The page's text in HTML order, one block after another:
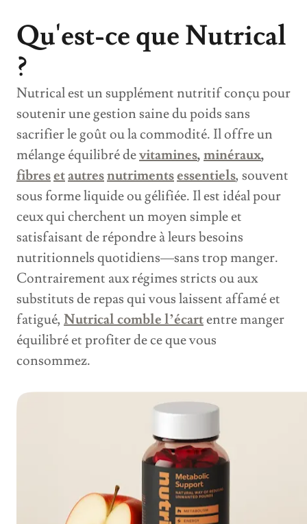
Qu'est-ce que Nutrical
?
Nutrical est un supplément nutritif conçu pour
soutenir une gestion saine du poids sans
sacrifier le goût ou la commodité. Il offre un
mélange équilibré devitamines,minéraux,
fibresetautresnutrimentsessentiels, souvent
sous forme liquide ou gélifiée. Il est idéal pour
ceux qui cherchent un moyen simple et
satisfaisant de répondre à leurs besoins
nutritionnels quotidiens—sans trop manger.
Contrairement aux régimes stricts ou aux
substituts de repas qui vous laissent affamé et
fatigué, Nutrical comble l’écartentre manger
équilibré et profiter de ce que vous
consommez.